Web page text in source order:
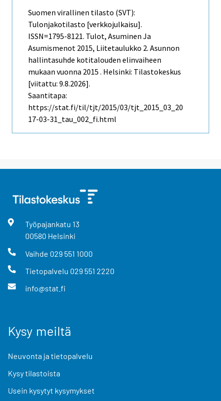
Suomen virallinen tilasto (SVT):
Tulonjakotilasto [verkkojulkaisu].
ISSN=1795-8121. Tulot, Asuminen Ja
Asumismenot 2015, Liitetaulukko 2. Asunnon
hallintasuhde kotitalouden elinvaiheen
mukaan vuonna 2015 . Helsinki: Tilastokeskus
[viitattu: 9.8.2026].
Saantitapa:
https://stat.fi/til/tjt/2015/03/tjt_2015_03_20
17-03-31_tau_002_fi.html
Työpajankatu 13
00580 Helsinki
Vaihde 029 551 1000
Tietopalvelu 029 551 2220
info@stat.fi
Kysy meiltä
Neuvonta ja tietopalvelu
Kysy tilastoista
Usein kysytyt kysymykset